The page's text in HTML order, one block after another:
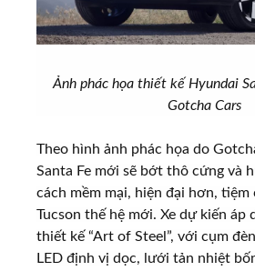
Ảnh phác họa thiết kế Hyundai
Gotcha Cars
Theo hình ảnh phác họa do
Santa Fe mới sẽ bớt thô cứng và
cách mềm mại, hiện đại hơn, tiệm
Tucson thế hệ mới. Xe dự kiến áp
thiết kế “Art of Steel”, với cụm
LED định vị dọc, lưới tản nhiệt